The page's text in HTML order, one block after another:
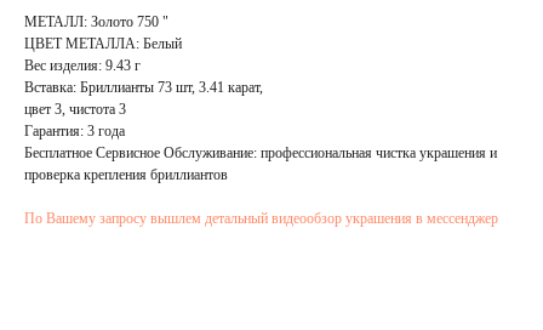
МЕТАЛЛ: Золото 750 "
ЦВЕТ МЕТАЛЛА: Белый
Вес изделия: 9.43 г
Вставка: Бриллианты 73 шт, 3.41 карат,
цвет 3, чистота 3
Гарантия: 3 года
Бесплатное Сервисное Обслуживание: профессиональная чистка украшения и
проверка крепления бриллиантов
По Вашему запросу вышлем детальный видеообзор украшения в мессенджер